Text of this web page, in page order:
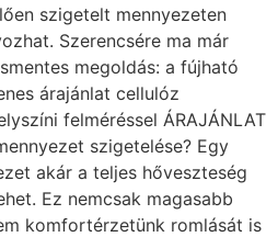
szigetelt mennyezeten
Szerencsére ma már
megoldás: a fújható
árajánlat cellulóz
felméréssel ÁRAJÁNLAT
szigetelése? Egy
akár a teljes hőveszteség
Ez nemcsak magasabb
komfortérzetünk romlását is